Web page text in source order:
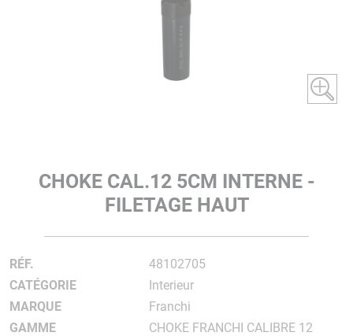
CHOKE CAL.12 5CM INTERNE -
FILETAGE HAUT
RÉF.
48102705
CATÉGORIE
Interieur
MARQUE
Franchi
GAMME
CHOKE FRANCHI CALIBRE 12